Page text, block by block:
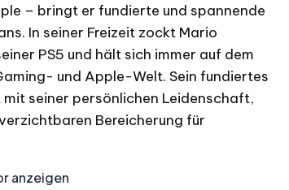
– bringt er fundierte und spannende
In seiner Freizeit zockt Mario
PS5 und hält sich immer auf dem
und Apple-Welt. Sein fundiertes
seiner persönlichen Leidenschaft,
Bereicherung für
anzeigen